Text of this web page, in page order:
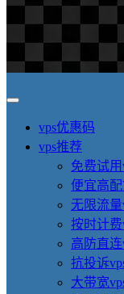
vps优惠码
vps推荐
免费试用
便宜高配
无限流量
按时计费
高防直连
抗投诉
大带宽